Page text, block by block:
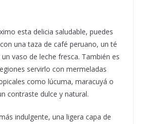
esta delicia saludable, puedes
una taza de café peruano, un té
vaso de leche fresca. También es
servirlo con mermeladas
como lúcuma, maracuyá o
contraste dulce y natural.
indulgente, una ligera capa de